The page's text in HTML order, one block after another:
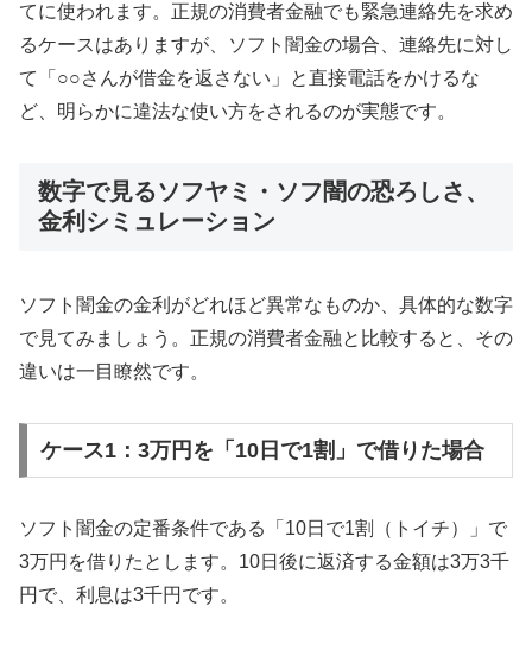
てに使われます。正規の消費者金融でも緊急連絡先を求め
るケースはありますが、ソフト闇金の場合、連絡先に対し
て「○○さんが借金を返さない」と直接電話をかけるな
ど、明らかに違法な使い方をされるのが実態です。
数字で見るソフヤミ・ソフ闇の恐ろしさ、
金利シミュレーション
ソフト闇金の金利がどれほど異常なものか、具体的な数字
で見てみましょう。正規の消費者金融と比較すると、その
違いは一目瞭然です。
ケース1：3万円を「10日で1割」で借りた場合
ソフト闇金の定番条件である「10日で1割（トイチ）」で
3万円を借りたとします。10日後に返済する金額は3万3千
円で、利息は3千円です。